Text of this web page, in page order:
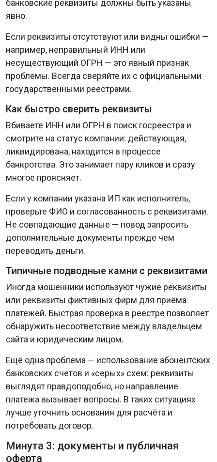
банковские реквизиты должны быть указаны
явно.
Если реквизиты отсутствуют или видны ошибки —
например, неправильный ИНН или
несуществующий ОГРН — это явный признак
проблемы. Всегда сверяйте их с официальными
государственными реестрами.
Как быстро сверить реквизиты
Вбиваете ИНН или ОГРН в поиск госреестра и
смотрите на статус компании: действующая,
ликвидирована, находится в процессе
банкротства. Это занимает пару кликов и сразу
многое проясняет.
Если у компании указана ИП как исполнитель,
проверьте ФИО и согласованность с реквизитами.
Не совпадающие данные — повод запросить
дополнительные документы прежде чем
переводить деньги.
Типичные подводные камни с реквизитами
Иногда мошенники используют чужие реквизиты
или реквизиты фиктивных фирм для приёма
платежей. Быстрая проверка в реестре позволяет
обнаружить несоответствие между владельцем
сайта и юридическим лицом.
Ещё одна проблема — использование абонентских
банковских счетов и «серых» схем: реквизиты
выглядят правдоподобно, но направление
платежа вызывает вопросы. В таких ситуациях
лучше уточнить основания для расчёта и
потребовать договор.
Минута 3: документы и публичная
оферта